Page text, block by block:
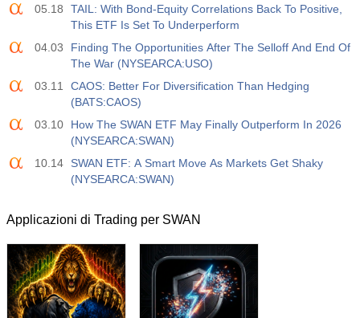
05.18
TAIL: With Bond-Equity Correlations Back To Positive,
This ETF Is Set To Underperform
04.03
Finding The Opportunities After The Selloff And End Of
The War (NYSEARCA:USO)
03.11
CAOS: Better For Diversification Than Hedging
(BATS:CAOS)
03.10
How The SWAN ETF May Finally Outperform In 2026
(NYSEARCA:SWAN)
10.14
SWAN ETF: A Smart Move As Markets Get Shaky
(NYSEARCA:SWAN)
Applicazioni di Trading per SWAN